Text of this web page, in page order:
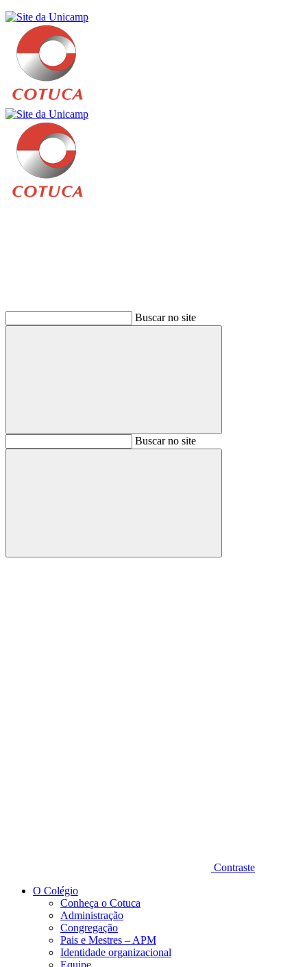
Buscar no site
BuscarBuscar no site
Buscar
Contraste
O Colégio
Conheça o Cotuca
Administração
Congregação
Pais e Mestres – APM
Identidade organizacional
Equipe